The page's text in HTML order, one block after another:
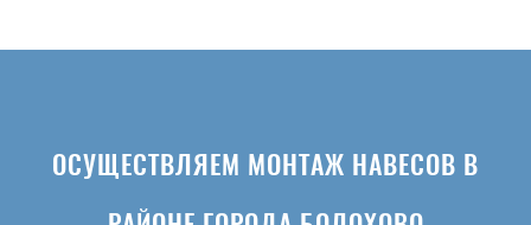
ОСУЩЕСТВЛЯЕМ МОНТАЖ НАВЕСОВ В